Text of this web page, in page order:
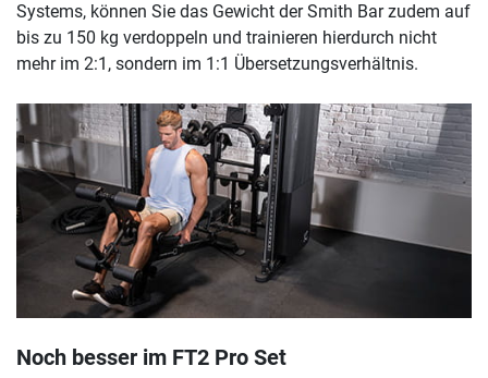
Systems, können Sie das Gewicht der Smith Bar zudem auf
bis zu 150 kg verdoppeln und trainieren hierdurch nicht
mehr im 2:1, sondern im 1:1 Übersetzungsverhältnis.
Noch besser im FT2 Pro Set